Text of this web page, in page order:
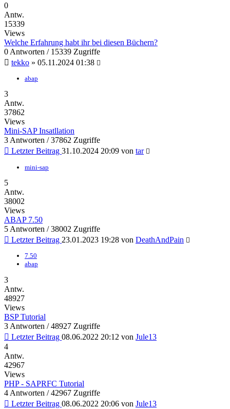
0
Antw.
15339
Views
Welche Erfahrung habt ihr bei diesen Büchern?
0 Antworten / 15339 Zugriffe
tekko » 05.11.2024 01:38
abap
3
Antw.
37862
Views
Mini-SAP Insatllation
3 Antworten / 37862 Zugriffe
Letzter Beitrag 31.10.2024 20:09 von tar
mini-sap
5
Antw.
38002
Views
ABAP 7.50
5 Antworten / 38002 Zugriffe
Letzter Beitrag 23.01.2023 19:28 von DeathAndPain
7.50
abap
3
Antw.
48927
Views
BSP Tutorial
3 Antworten / 48927 Zugriffe
Letzter Beitrag 08.06.2022 20:12 von Jule13
4
Antw.
42967
Views
PHP - SAPRFC Tutorial
4 Antworten / 42967 Zugriffe
Letzter Beitrag 08.06.2022 20:06 von Jule13